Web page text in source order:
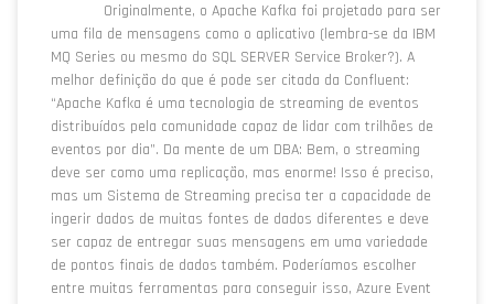
Originalmente, o Apache Kafka foi projetado para ser
uma fila de mensagens como o aplicativo (lembra-se da IBM
MQ Series ou mesmo do SQL SERVER Service Broker?). A
melhor definição do que é pode ser citada da Confluent:
“Apache Kafka é uma tecnologia de streaming de eventos
distribuídos pela comunidade capaz de lidar com trilhões de
eventos por dia”. Da mente de um DBA: Bem, o streaming
deve ser como uma replicação, mas enorme! Isso é preciso,
mas um Sistema de Streaming precisa ter a capacidade de
ingerir dados de muitas fontes de dados diferentes e deve
ser capaz de entregar suas mensagens em uma variedade
de pontos finais de dados também. Poderíamos escolher
entre muitas ferramentas para conseguir isso, Azure Event